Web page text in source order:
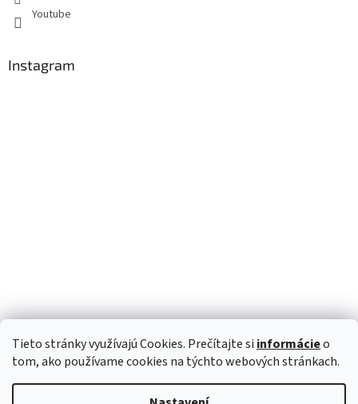
Tieto stránky využívajú Cookies. Prečítajte si informácieo
tom, ako používame cookies na týchto webových stránkach.
Youtube
Instagram
Sledovat na Instagramu